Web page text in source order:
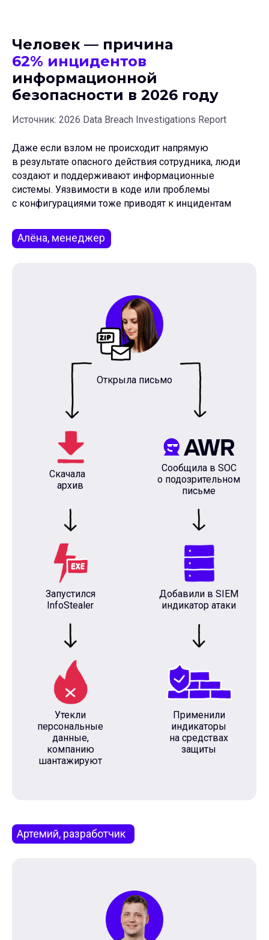
Человек — причина
62% инцидентов
информационной
безопасности в 2026 году
Источник: 2026 Data Breach Investigations Report
Даже если взлом не происходит напрямую
в результате опасного действия сотруд­ника, люди
создают и поддерживают информационные
системы. Уязвимости в коде или проблемы
с конфигурациями тоже приводят к инцидентам
Открыла письмо
Скачала
архив
Сообщила в SOC
о подозрительном
письме
Добавили в SIEM
индикатор атаки
Применили
индикаторы
на средствах
защиты
Запустился
InfoStealer
Утекли
персональные
данные,
компанию
шантажируют
Алёна, менеджер
Артемий, разработчик